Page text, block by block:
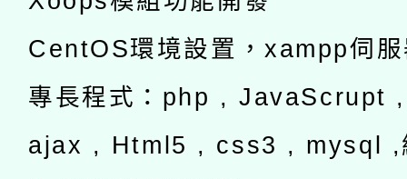
CentOS環境設置，xampp伺
專長程式：php , JavaScrupt
ajax , Html5 , css3 , mysql ,